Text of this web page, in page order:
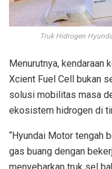
Truk Hidrogen
Menurutnya, kendaraan
Xcient Fuel Cell bukan
solusi mobilitas masa
ekosistem hidrogen di
“Hyundai Motor tengah
gas buang dengan